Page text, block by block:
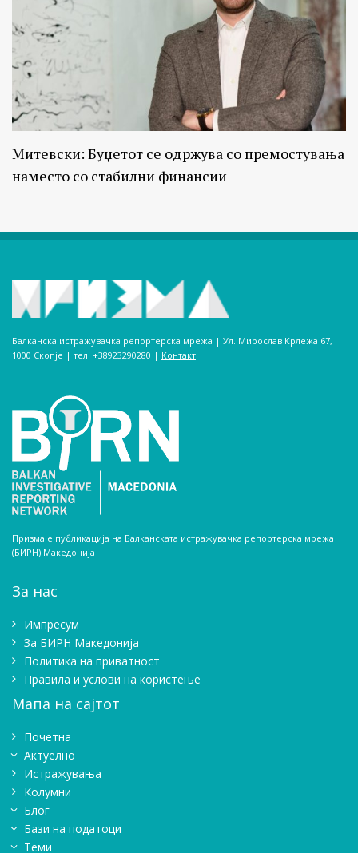
Митевски: Буџетот се одржува со премостувања
наместо со стабилни финансии
Балканска истражувачка репортерска мрежа | Ул. Мирослав Крлежа 67,
1000 Скопје | тел. +38923290280­ | Контакт
Призма е публикација на Балканската истражувачка репортерска мрежа
(БИРН) Македонија
За нас
Импресум
Зa БИРН Македонија
Политика на приватност
Правила и услови на користење
Мапа на сајтот
Почетна
Актуелно
Истражувањa
Колумни
Блог
Бази на податоци
Теми